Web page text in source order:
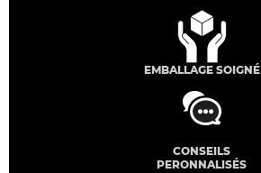
EMBALLAGE SOIGNÉ
CONSEILS
PERONNALISÉS